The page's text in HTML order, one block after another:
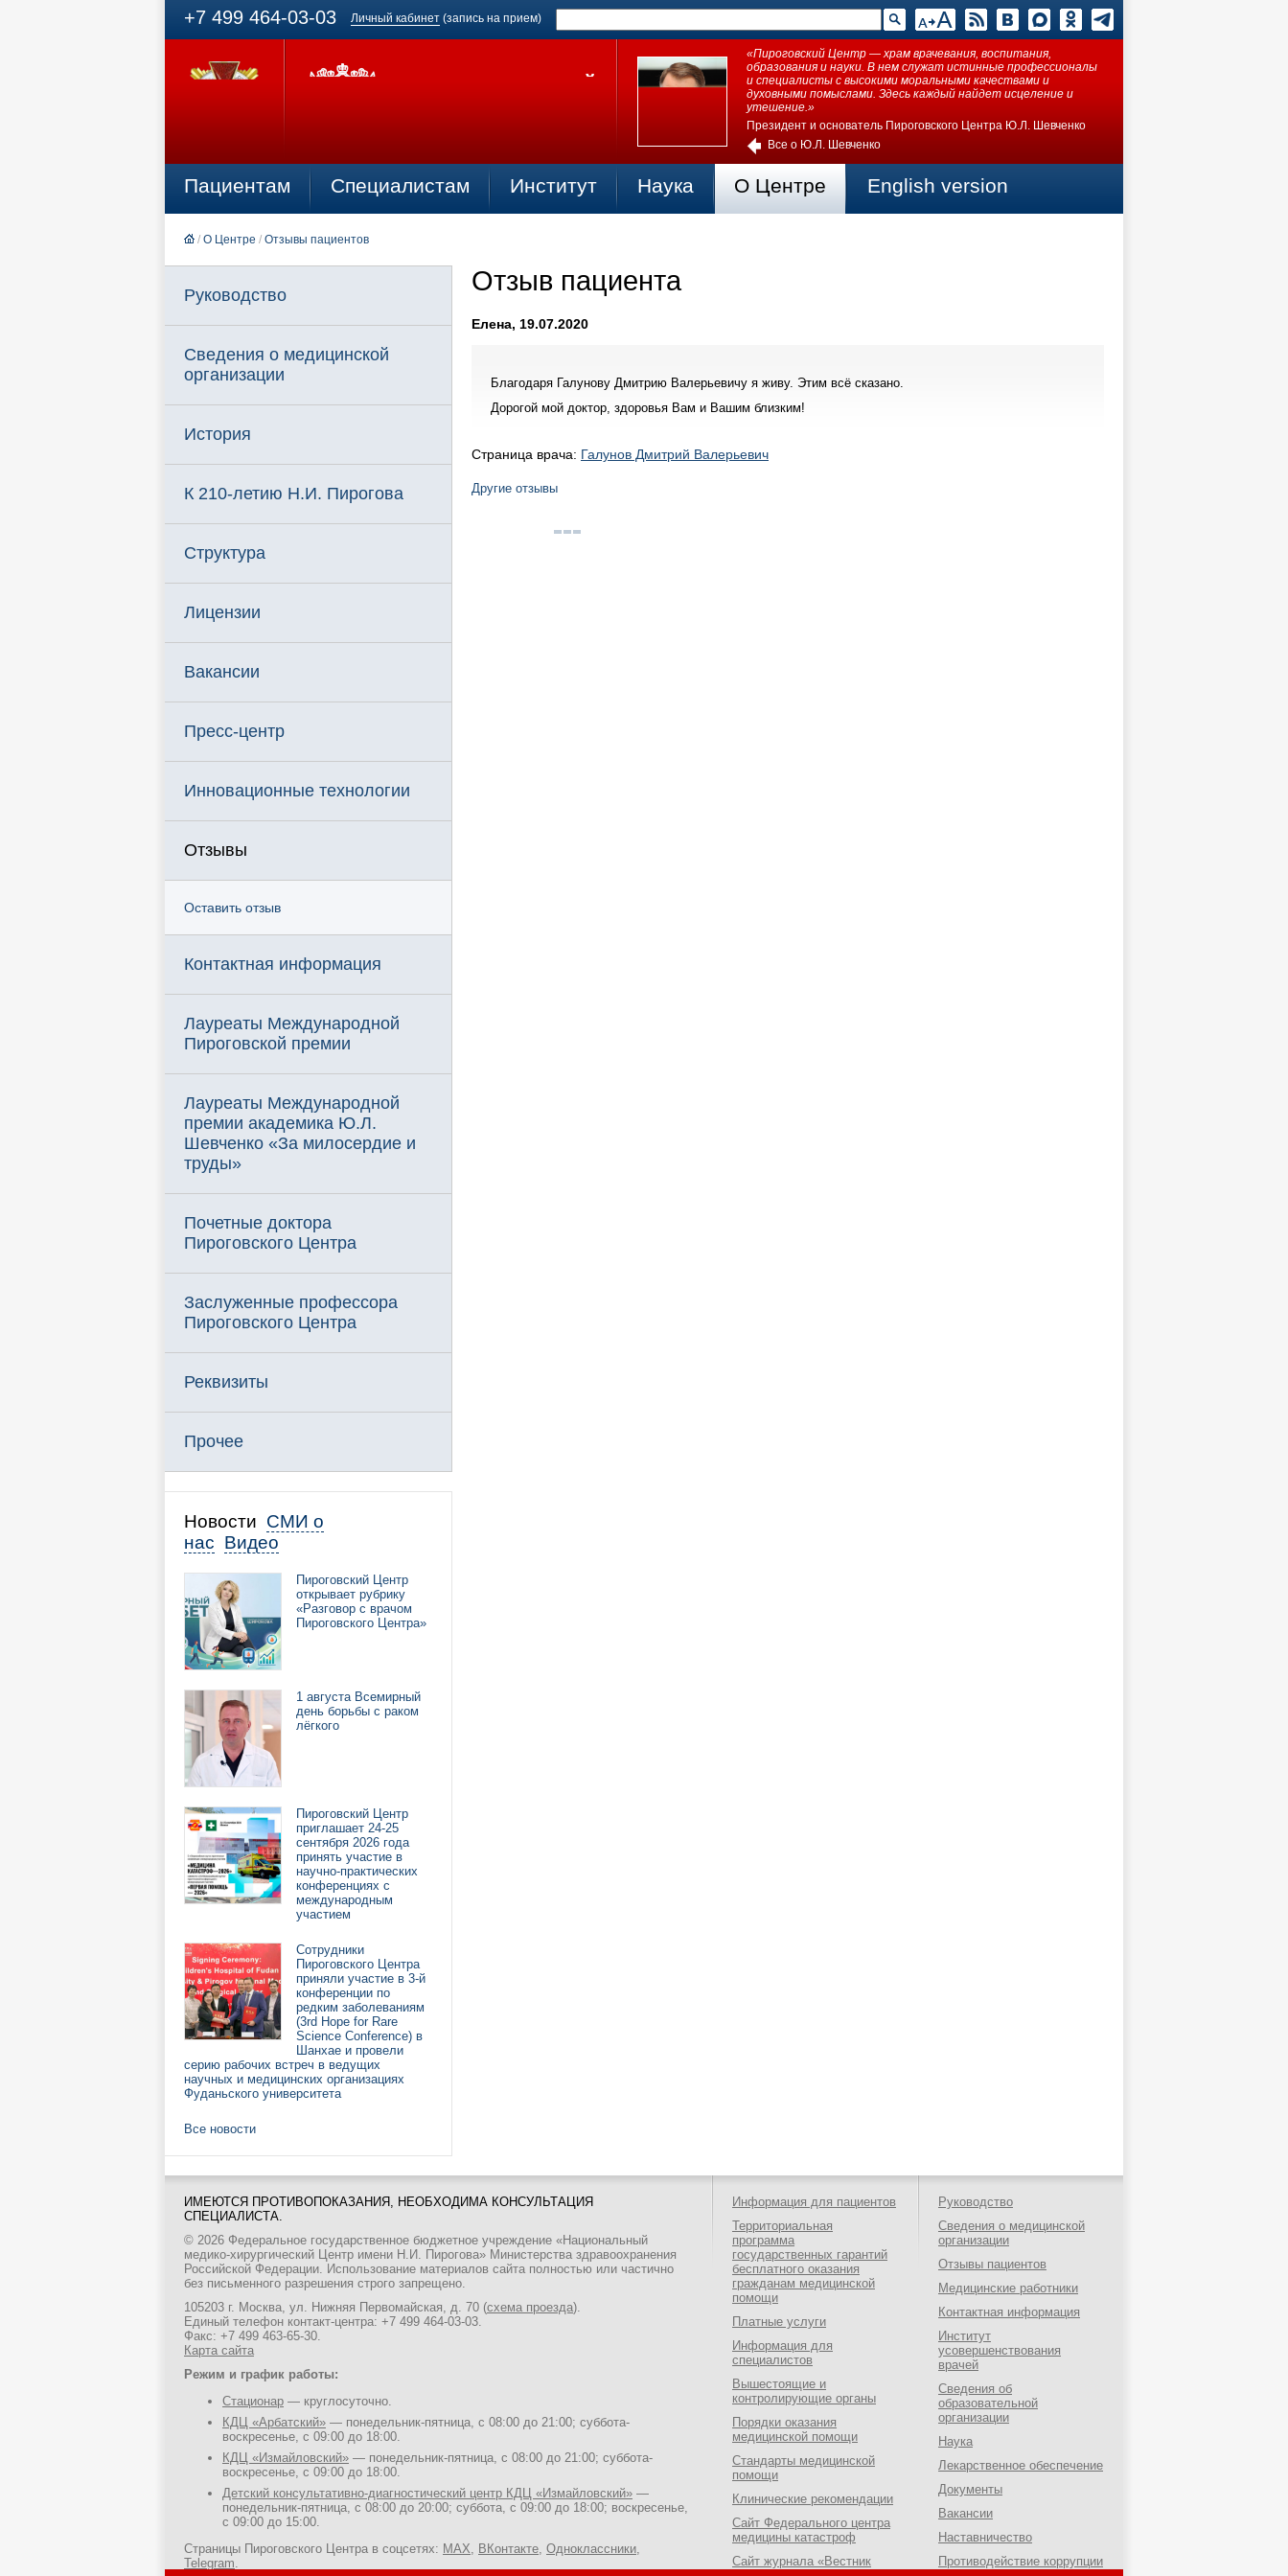
+7 499 464-03-03 Личный кабинет (запись на прием)
«Пироговский Центр — храм врачевания, воспитания,
образования и науки. В нем служат истинные профессионалы
и специалисты с высокими моральными качествами и
духовными помыслами. Здесь каждый найдет исцеление и
утешение.»
Президент и основатель Пироговского Центра Ю.Л. Шевченко
Все о Ю.Л. Шевченко
Пациентам Специалистам Институт Наука О Центре English version
/ О Центре / Отзывы пациентов
Руководство
Сведения о медицинской
организации
История
К 210-летию Н.И. Пирогова
Структура
Лицензии
Вакансии
Пресс-центр
Инновационные технологии
Отзывы
Оставить отзыв
Контактная информация
Лауреаты Международной
Пироговской премии
Лауреаты Международной
премии академика Ю.Л.
Шевченко «За милосердие и
труды»
Почетные доктора
Пироговского Центра
Заслуженные профессора
Пироговского Центра
Реквизиты
Прочее
Новости СМИ о
нас Видео
Пироговский Центр
открывает рубрику
«Разговор с врачом
Пироговского Центра»
1 августа Всемирный
день борьбы с раком
лёгкого
Пироговский Центр
приглашает 24-25
сентября 2026 года
принять участие в
научно-практических
конференциях с
международным
участием
Сотрудники
Пироговского Центра
приняли участие в 3-й
конференции по
редким заболеваниям
(3rd Hope for Rare
Science Conference) в
Шанхае и провели
серию рабочих встреч в ведущих
научных и медицинских организациях
Фуданьского университета
Все новости
Отзыв пациента
Елена, 19.07.2020
Благодаря Галунову Дмитрию Валерьевичу я живу. Этим всё сказано.
Дорогой мой доктор, здоровья Вам и Вашим близким!
Страница врача: Галунов Дмитрий Валерьевич
Другие отзывы
ИМЕЮТСЯ ПРОТИВОПОКАЗАНИЯ, НЕОБХОДИМА КОНСУЛЬТАЦИЯ
СПЕЦИАЛИСТА.
© 2026 Федеральное государственное бюджетное учреждение «Национальный
медико-хирургический Центр имени Н.И. Пирогова» Министерства здравоохранения
Российской Федерации. Использование материалов сайта полностью или частично
без письменного разрешения строго запрещено.
105203 г. Москва, ул. Нижняя Первомайская, д. 70 (схема проезда).
Единый телефон контакт-центра: +7 499 464-03-03.
Факс: +7 499 463-65-30.
Карта сайта
Режим и график работы:
Стационар — круглосуточно.
КДЦ «Арбатский» — понедельник-пятница, с 08:00 до 21:00; суббота-
воскресенье, с 09:00 до 18:00.
КДЦ «Измайловский» — понедельник-пятница, с 08:00 до 21:00; суббота-
воскресенье, с 09:00 до 18:00.
Детский консультативно-диагностический центр КДЦ «Измайловский» —
понедельник-пятница, с 08:00 до 20:00; суббота, с 09:00 до 18:00; воскресенье,
с 09:00 до 15:00.
Страницы Пироговского Центра в соцсетях: MAX ВКонтакте Одноклассники
Telegram
Информация для пациентов
Территориальная
программа
государственных гарантий
бесплатного оказания
гражданам медицинской
помощи
Платные услуги
Информация для
специалистов
Вышестоящие и
контролирующие органы
Порядки оказания
медицинской помощи
Стандарты медицинской
помощи
Клинические рекомендации
Сайт Федерального центра
медицины катастроф
Сайт журнала «Вестник
Руководство
Сведения о медицинской
организации
Отзывы пациентов
Медицинские работники
Контактная информация
Институт
усовершенствования
врачей
Сведения об
образовательной
организации
Наука
Лекарственное обеспечение
Документы
Вакансии
Наставничество
Противодействие коррупции